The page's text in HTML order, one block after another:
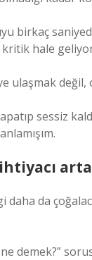
birkaç
kritik hale
ulaşmak
sessiz
daha da
demek?”